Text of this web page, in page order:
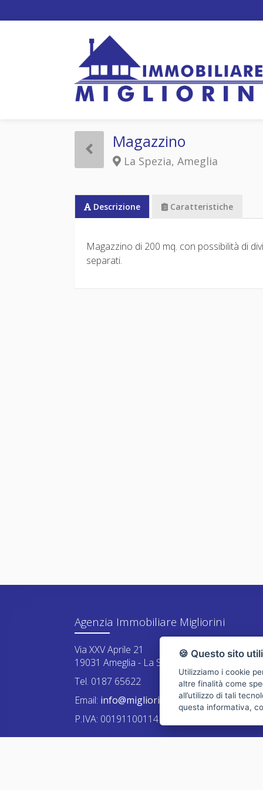
Magazzino
La Spezia, Ameglia
Descrizione Caratteristiche
Magazzino di 200 mq. con possibilità di
separati.
Agenzia Immobiliare Migliorini
Via XXV Aprile 21
19031 Ameglia - La Spezia
Tel. 0187 65622
Email: info@migliorini.net
P.IVA: 00191100114
🍪 Questo sito
Utilizziamo i cookie
altre finalità come
all’utilizzo di tali
questa informativa,